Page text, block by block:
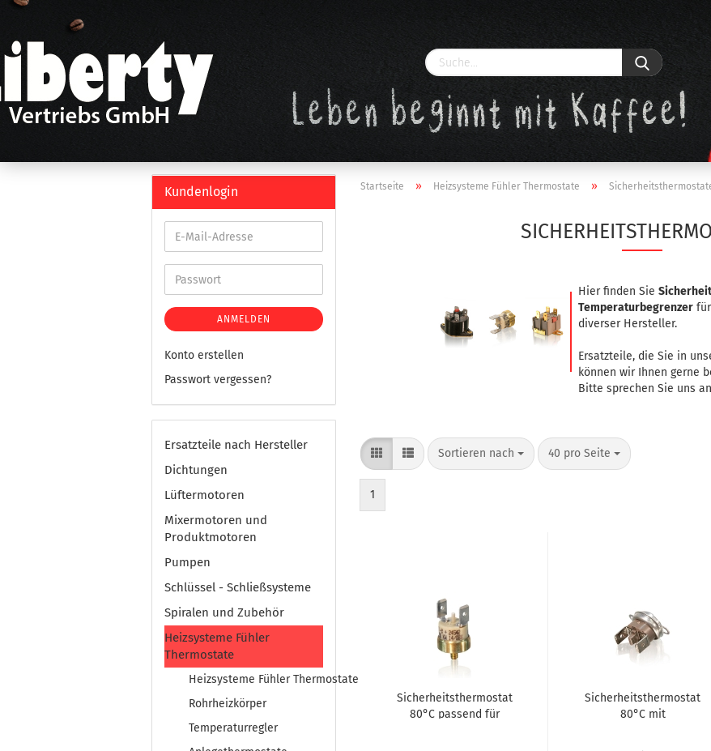
Konto erstellen
Startseite » Heizsysteme Fühler Thermostate »
Hier finden Sie
Temperaturbegrenzer
diverser Hersteller.
Ersatzteile, die Sie in
können wir Ihnen gerne
Bitte sprechen Sie uns
Sortieren nach 40 pro Seite
1
Sicherheitsthermostat
80°C passend für
Sicherheitsthermostat
80°C mit
Kundenlogin
ANMELDEN
Konto erstellen
Passwort vergessen?
Ersatzteile nach Hersteller
Dichtungen
Lüftermotoren
Mixermotoren und
Produktmotoren
Pumpen
Schlüssel - Schließsysteme
Spiralen und Zubehör
Heizsysteme Fühler
Thermostate
Heizsysteme Fühler Thermostate anzeigen
Rohrheizkörper
Temperaturregler